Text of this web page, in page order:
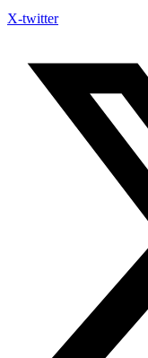
X-twitter